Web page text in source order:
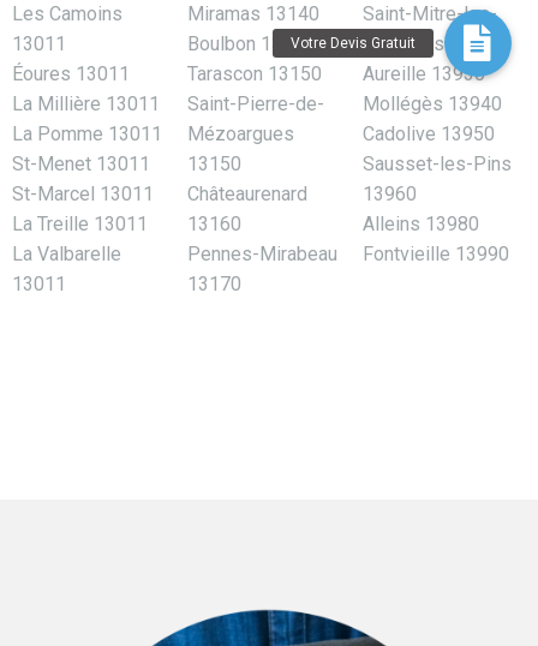
Les Camoins
13011
Éoures 13011
La Millière 13011
La Pomme 13011
St-Menet 13011
St-Marcel 13011
La Treille 13011
La Valbarelle
13011
Miramas 13140
Boulbon 13150
Tarascon 13150
Saint-Pierre-de-
Mézoargues
13150
Châteaurenard
13160
Pennes-Mirabeau
13170
Saint-Mitre-les-
Remparts 13920
Aureille 13930
Mollégès 13940
Cadolive 13950
Sausset-les-Pins
13960
Alleins 13980
Fontvieille 13990